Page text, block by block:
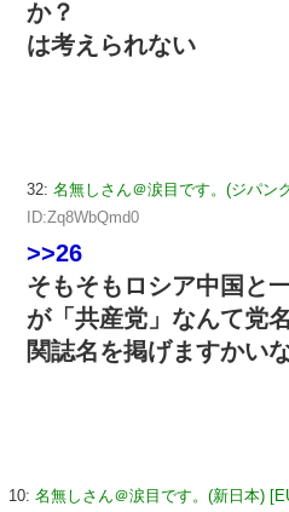
か？
は考えられない
32: 名無しさん＠涙目です。(ジパン
ID:Zq8WbQmd0
>>26
そもそもロシア中国と
が「共産党」なんて党
関誌名を掲げますかい
10: 名無しさん＠涙目です。(新日本)